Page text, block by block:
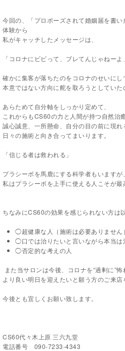
今回の、「プロポーズされて婚姻届を書
体験から
私がキャッチしたメッセージは、
「コロナにビビって、ブレてんじゃねー
確かに集客が落ちたのをコロナのせいにし
本意ではない方向に舵を取ろうとしていた
あらためて自分軸をしっかり定めて、
これからもCS60の力と人間が持つ自然治
誠心誠意、一所懸命、自分の目の前に現れ
日々の施術と向き合ってまいります。
「信じる者は救われる」
プラシーボを馬鹿にする科学者もいますが、
私はプラシーボを上手に使える人こそが最
ちなみにCS60の効果を感じられない方は
◯超健康な人（施術は必要ありません）
◯口では治りたいと言いながら本当は
◯否定的な考えの人
また当サロンは今後、コロナを“過剰に”
より良い明日を迎えたいと願う方のご来店
今後とも宜しくお願い致します。
CS60代々木上原 三六九堂
電話番号 090-7233-4343